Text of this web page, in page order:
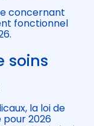
concernant
fonctionnel
soins
la loi de
2026